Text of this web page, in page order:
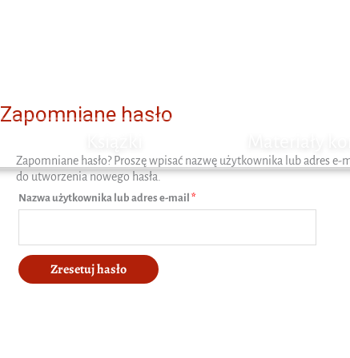
Zapomniane hasło
Zapomniane hasło? Proszę wpisać nazwę użytkownika lub adres
do utworzenia nowego hasła.
Nazwa użytkownika lub adres e-mail *Wymagane
Zresetuj hasło